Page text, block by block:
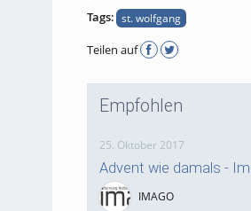
Tags: st. wolfgang
Teilen auf
Empfohlen
25. Oktober 2017
Advent wie damals -
IMAGO